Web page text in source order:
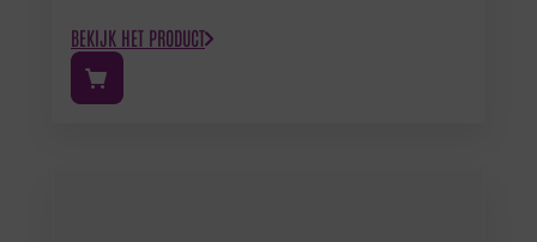
BEKIJK HET PRODUCT